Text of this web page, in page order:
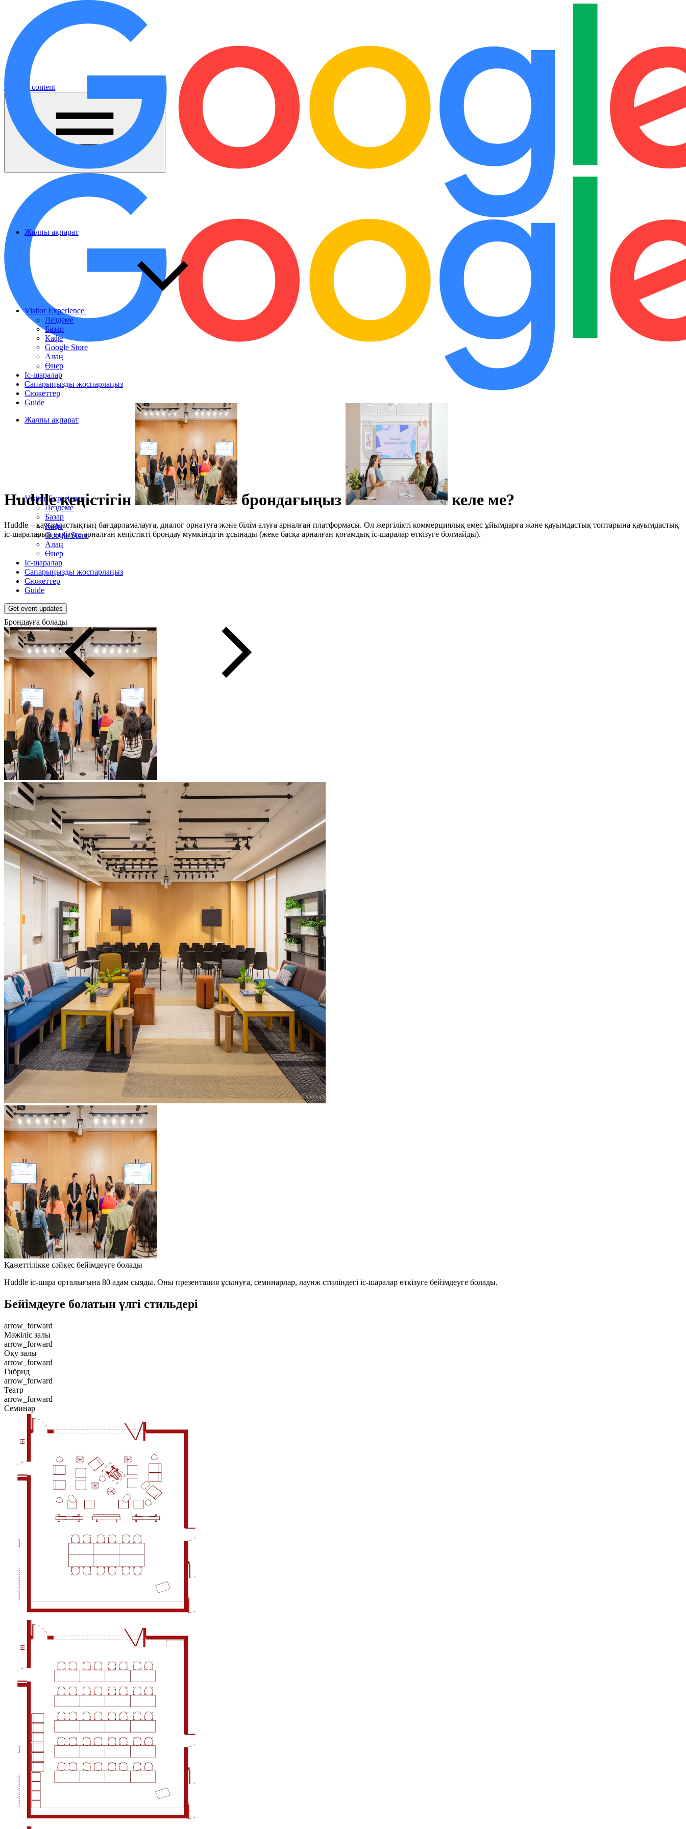
Jump to content
Жалпы ақпарат
Visitor Experience
Лездеме
Базар
Кафе
Google Store
Алаң
Өнер
Іс-шаралар
Сапарыңызды жоспарлаңыз
Сюжеттер
Guide
Жалпы ақпарат
Visitor Experience
Лездеме
Базар
Кафе
Google Store
Алаң
Өнер
Іс-шаралар
Сапарыңызды жоспарлаңыз
Сюжеттер
Guide
Get event updates
Huddle кеңістігін брондағыңыз келе ме?
Huddle – қауымдастықтың бағдарламалауға, диалог орнатуға және білім алуға арналған платформасы. Ол жергілікті коммерциялық емес ұйымдарға және қауымдастық топтарына қауымдастық
іс-шараларын өткізуге арналған кеңістікті брондау мүмкіндігін ұсынады (жеке басқа арналған қоғамдық іс-шаралар өткізуге болмайды).
Брондауға болады
Қажеттілікке сәйкес бейімдеуге болады
Huddle іс-шара орталығына 80 адам сыяды. Оны презентация ұсынуға, семинарлар, лаунж стиліндегі іс-шаралар өткізуге бейімдеуге болады.
Бейімдеуге болатын үлгі стильдері
arrow_forward
Мәжіліс залы
arrow_forward
Оқу залы
arrow_forward
Гибрид
arrow_forward
Театр
arrow_forward
Семинар